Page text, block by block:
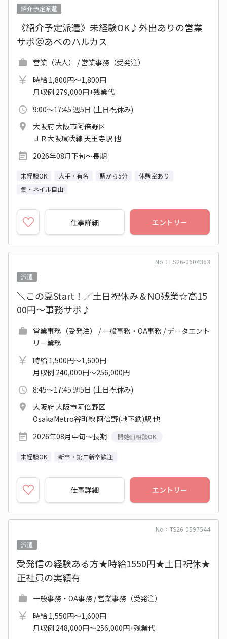
紹介予定派遣
《紹介予定派遣》未経験OK♪外出ありの営業
サポ＠あべのハルカス
営業（法人） / 営業事務（受発注）
時給 1,800円～1,800円
月収例 279,000円+残業代
9:00～17:45 週5日 (土日祝休み)
大阪府 大阪市阿倍野区
ＪＲ大阪環状線 天王寺駅 他
2026年08月下旬～長期
未経験OK 大手・有名 駅から5分
休憩室あり
髪・ネイル自由
仕事詳細 エントリー
No：ES26-0604363
派遣
＼この夏Start！／土日祝休み＆NO残業☆高15
00円～事務サポ♪
営業事務（受発注） / 一般事務・OA事務 / データエント
リー業務
時給 1,500円～1,600円
月収例 240,000円～256,000円
8:45～17:45 週5日 (土日祝休み)
大阪府 大阪市阿倍野区
OsakaMetro谷町線 阿倍野(地下鉄)駅 他
2026年08月中旬～長期
開始日相談OK
未経験OK 新卒・第二新卒歓迎
仕事詳細 エントリー
No：TS26-0597544
派遣
受発信の経験ある方★時給1550円★土日祝休★
正社員の実績有
一般事務・OA事務 / 営業事務（受発注）
時給 1,550円～1,600円
月収例 248,000円～256,000円+残業代